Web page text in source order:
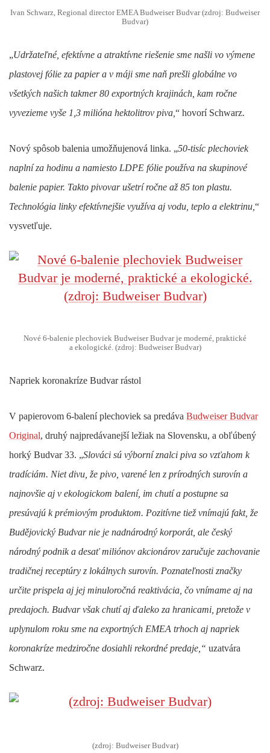
Ivan Schwarz, Regional director EMEA Budweiser Budvar (zdroj: Budweiser
Budvar)
„Udržateľné, efektívne a atraktívne riešenie sme našli vo výmene
plastovej fólie za papier a v máji sme naň prešli globálne vo
všetkých našich takmer 80 exportných krajinách, kam ročne
vyvezieme vyše 1,3 milióna hektolitrov piva, “ hovorí Schwarz.
Nový spôsob balenia umožňujenová linka. „50-tisíc plechoviek
naplní za hodinu a namiesto LDPE fólie používa na skupinové
balenie papier. Takto pivovar ušetrí ročne až 85 ton plastu.
Technológia linky efektívnejšie využíva aj vodu, teplo a elektrinu, “
vysvetľuje.
Nové 6-balenie plechoviek Budweiser Budvar je moderné, praktické
a ekologické. (zdroj: Budweiser Budvar)
Napriek koronakríze Budvar rástol
V papierovom 6-balení plechoviek sa predáva Budweiser Budvar
Original, druhý najpredávanejší ležiak na Slovensku, a obľúbený
horký Budvar 33. „Slováci sú výborní znalci piva so vzťahom k
tradíciám. Niet divu, že pivo, varené len z prírodných surovín a
najnovšie aj v ekologickom balení, im chutí a postupne sa
presúvajú k prémiovým produktom. Pozitívne tiež vnímajú fakt, že
Budějovický Budvarnie je nadnárodný korporát, ale český
národný podnika desať miliónov akcionárov zaručuje zachovanie
tradičnej receptúry z lokálnych surovín. Poznateľnosti značky
určite prispela aj jej minuloročná reaktivácia, čo vnímame aj na
predajoch. Budvar však chutí aj ďaleko za hranicami, pretože v
uplynulom roku sme na exportných EMEA trhoch aj napriek
koronakríze medziročne dosiahli rekordné predaje ,“ uzatvára
Schwarz.
(zdroj: Budweiser Budvar)